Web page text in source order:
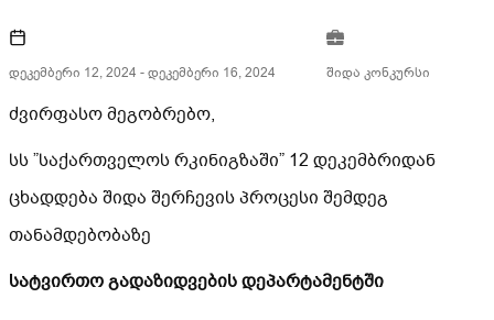
დეკემბერი 12, 2024 -დეკემბერი 16, 2024 შიდა კონკურსი
ძვირფასო მეგობრებო,
სს ”საქართველოს რკინიგზაში” 12 დეკემბრიდან
ცხადდება შიდა შერჩევის პროცესი შემდეგ
თანამდებობაზე
სატვირთო გადაზიდვების დეპარტამენტში